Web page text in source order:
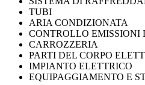
TUBI
ARIA CONDIZIONATA
CONTROLLO EMISSIONI
CARROZZERIA
PARTI DEL CORPO
IMPIANTO ELETTRICO
EQUIPAGGIAMENTO E